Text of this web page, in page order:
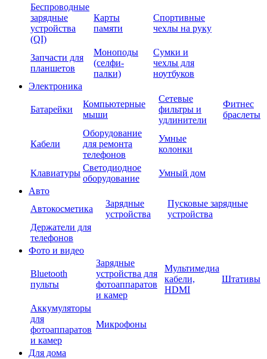
Беспроводные
зарядные
устройства
(QI)
Карты
памяти
Спортивные
чехлы на руку
Запчасти для
планшетов
Моноподы
(селфи-
палки)
Сумки и
чехлы для
ноутбуков
Электроника
Батарейки
Компьютерные
мыши
Сетевые
фильтры и
удлинители
Фитнес
браслеты
Кабели
Оборудование
для ремонта
телефонов
Умные
колонки
Клавиатуры
Светодиодное
оборудование
Умный дом
Авто
Автокосметика
Зарядные
устройства
Пусковые зарядные
устройства
Держатели для
телефонов
Фото и видео
Bluetooth
пульты
Зарядные
устройства для
фотоаппаратов
и камер
Мультимедиа
кабели,
HDMI
Штативы
Аккумуляторы
для
фотоаппаратов
и камер
Микрофоны
Для дома